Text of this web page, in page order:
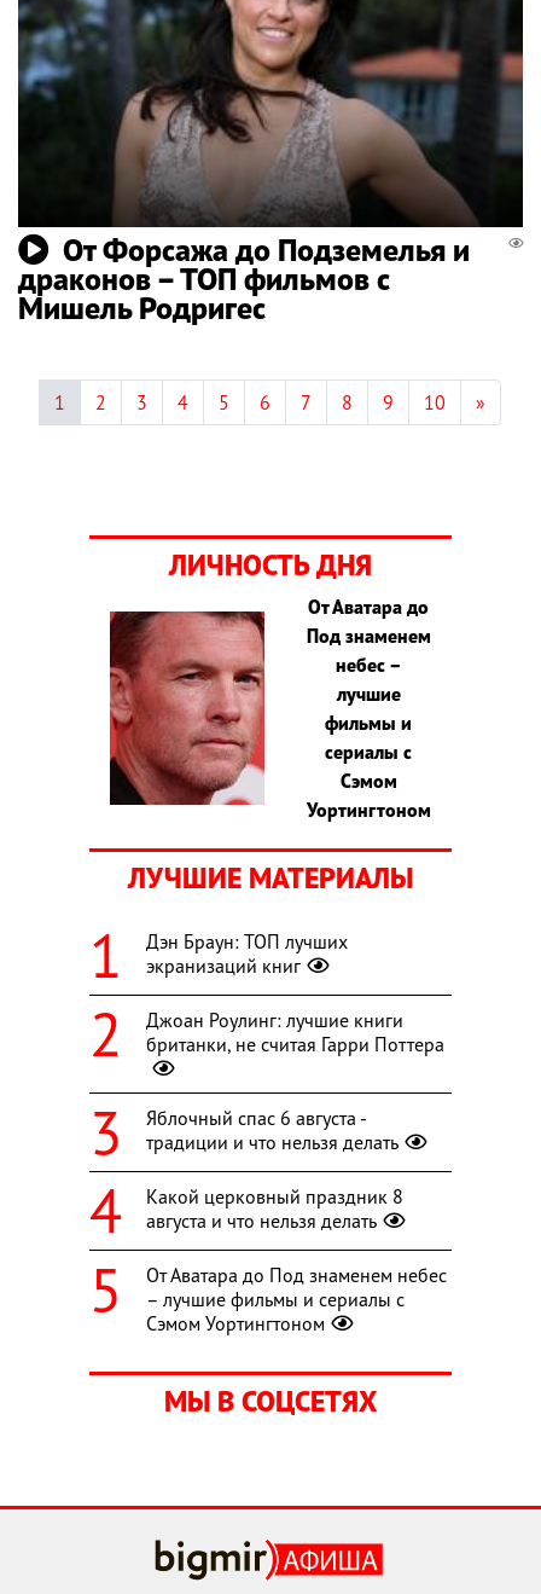
От Форсажа до Подземелья и
драконов – ТОП фильмов с
Мишель Родригес
1 2 3 4 5 6 7 8 9 10 »
ЛИЧНОСТЬ ДНЯ
От Аватара до
Под знаменем
небес –
лучшие
фильмы и
сериалы с
Сэмом
Уортингтоном
ЛУЧШИЕ МАТЕРИАЛЫ
Дэн Браун: ТОП лучших
экранизаций книг
Джоан Роулинг: лучшие книги
британки, не считая Гарри Поттера
Яблочный спас 6 августа -
традиции и что нельзя делать
Какой церковный праздник 8
августа и что нельзя делать
От Аватара до Под знаменем небес
– лучшие фильмы и сериалы с
Сэмом Уортингтоном
МЫ В СОЦСЕТЯХ